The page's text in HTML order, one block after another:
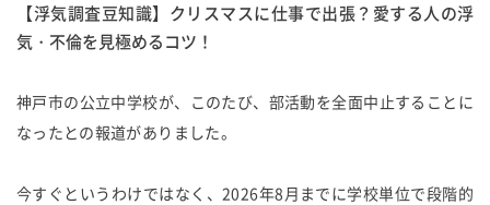
【浮気調査豆知識】クリスマスに仕事で出張？愛する人の浮
気・不倫を見極めるコツ！
神戸市の公立中学校が、このたび、部活動を全面中止することに
なったとの報道がありました。
今すぐというわけではなく、2026年8月までに学校単位で段階的